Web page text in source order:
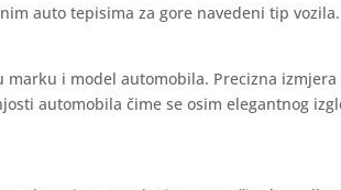
auto tepisima za gore navedeni tip vozila.
i model automobila. Precizna
automobila čime se osim elegantnog